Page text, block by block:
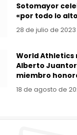
Sotomayor
«por todo lo
28 de julio de 2023
World Athletics
Alberto
miembro
18 de agosto de